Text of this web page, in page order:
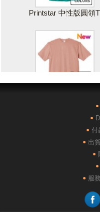
Printstar 中性版圓領T
POLONE1純棉短袖
付
出
服